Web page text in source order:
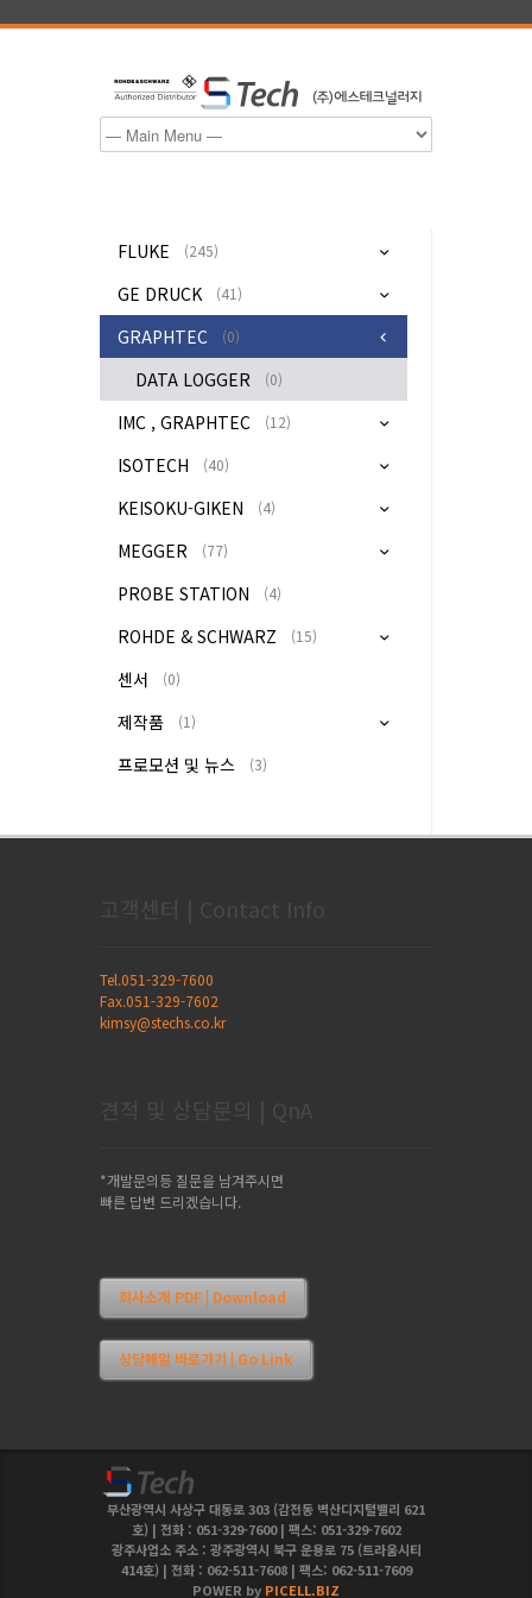
FLUKE (245)
GE DRUCK (41)
GRAPHTEC (0)
DATA LOGGER (0)
IMC , GRAPHTEC (12)
ISOTECH (40)
KEISOKU-GIKEN (4)
MEGGER (77)
PROBE STATION (4)
ROHDE & SCHWARZ (15)
센서 (0)
제작품 (1)
프로모션 및 뉴스 (3)
고객센터 | Contact Info
Tel.051-329-7600
Fax.051-329-7602
kimsy@stechs.co.kr
견적 및 상담문의 | QnA
*개발문의등 질문을 남겨주시면
빠른 답변 드리겠습니다.
회사소개 PDF | Download
상담메일 바로가기 | Go Link
부산광역시 사상구 대동로 303 (감전동 벽산디지털밸리 621
호) | 전화 : 051-329-7600 | 팩스: 051-329-7602
광주사업소 주소 : 광주광역시 북구 운용로 75 (트라움시티
414호) | 전화 : 062-511-7608 | 팩스: 062-511-7609
POWER by PICELL.BIZ